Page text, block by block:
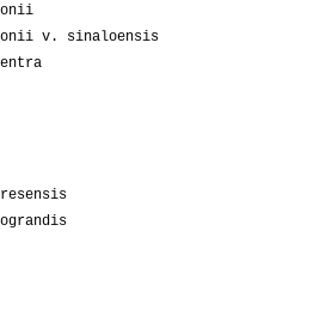
v. sinaloensis